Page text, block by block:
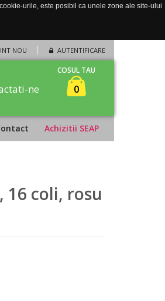
urile, este posibil ca unele zone ale site-ului
NOU AUTENTIFICARE
ne
COSUL TAU
0
Achizitii SEAP
16 coli, rosu